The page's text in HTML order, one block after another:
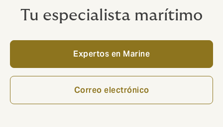
Tu especialista marítimo
Expertos en Marine
Correo electrónico